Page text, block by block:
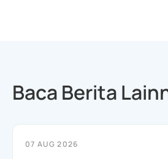
Baca Berita
07 AUG 2026